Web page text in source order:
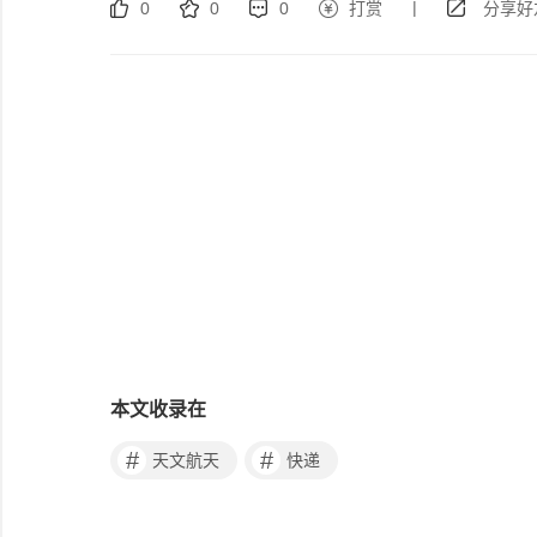
0 0 0 打赏 | 分享好
本文收录在
# 天文航天 # 快递